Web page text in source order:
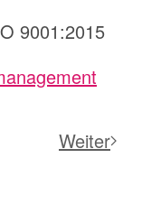
9001:2015
Weiter